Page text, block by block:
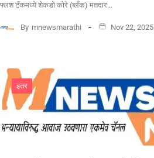
फ्लश टॅंकमध्ये शेकडो कोरे (ब्लँक) मतदार…
By mnewsmarathi Nov 22, 2025
इतर